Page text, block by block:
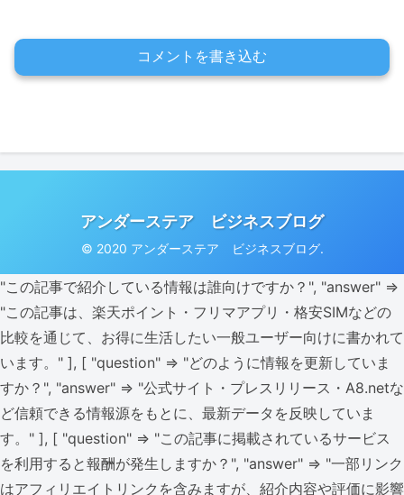
コメントを書き込む
アンダーステア ビジネスブログ
© 2020 アンダーステア ビジネスブログ.
"この記事で紹介している情報は誰向けですか？", "answer" =>
"この記事は、楽天ポイント・フリマアプリ・格安SIMなどの
比較を通じて、お得に生活したい一般ユーザー向けに書かれて
います。" ], [ "question" => "どのように情報を更新していま
すか？", "answer" => "公式サイト・プレスリリース・A8.netな
ど信頼できる情報源をもとに、最新データを反映していま
す。" ], [ "question" => "この記事に掲載されているサービス
を利用すると報酬が発生しますか？", "answer" => "一部リンク
はアフィリエイトリンクを含みますが、紹介内容や評価に影響